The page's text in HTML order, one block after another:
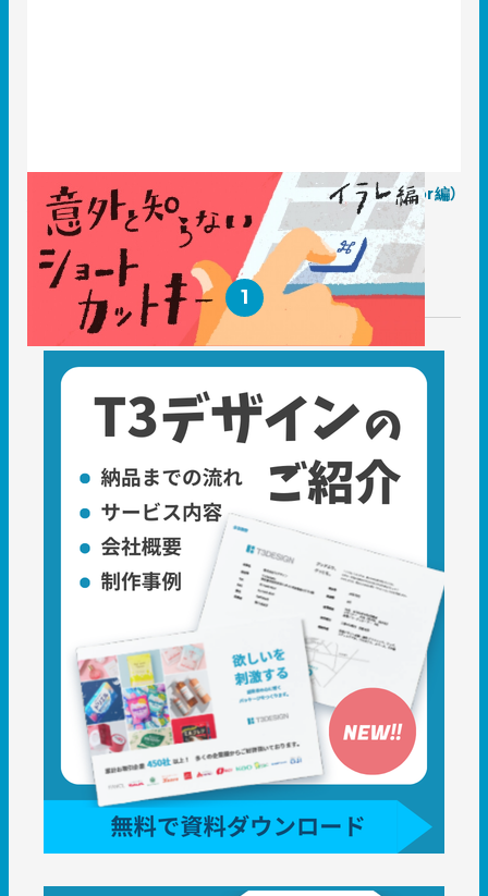
意外と知らないショートカットキー（Adobe Illustrator編）
2021.02.22 知識 / ノウハウ
1